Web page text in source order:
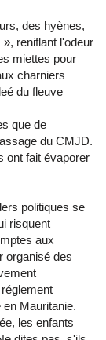
des hyènes,
reniflant l'odeur
miettes pour
charniers
du fleuve
que de
du CMJD.
ont fait évaporer
politiques se
risquent
aux
organisé des
Mauritanie.
les enfants